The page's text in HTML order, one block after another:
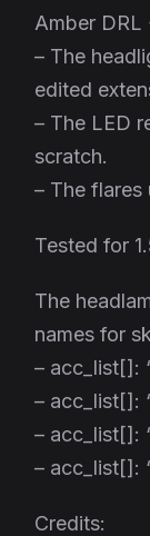
Amber DRL
– The
edited
– The LED
scratch.
– The flares
Tested for
The
names for
– acc_list[]:
– acc_list[]:
– acc_list[]:
– acc_list[]:
Credits: